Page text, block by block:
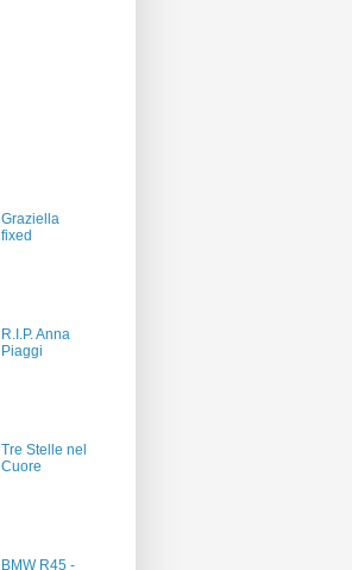
Graziella
fixed
R.I.P. Anna
Piaggi
Tre Stelle nel
Cuore
BMW R45 -